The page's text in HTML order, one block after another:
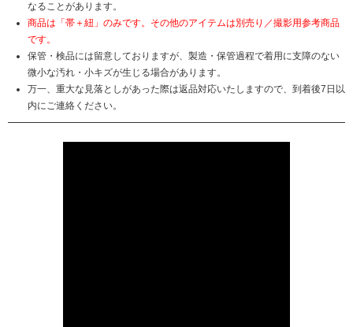
なることがあります。
商品は「帯＋紐」のみです。その他のアイテムは別売り／撮影用参考商品
です。
保管・検品には留意しておりますが、製造・保管過程で着用に支障のない
微小な汚れ・小キズが生じる場合があります。
万一、重大な見落としがあった際は返品対応いたしますので、到着後7日以
内にご連絡ください。